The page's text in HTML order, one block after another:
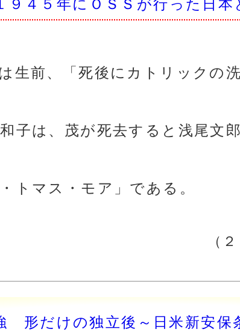
生前、「死後にカトリックの
子は、茂が死去すると浅尾文
トマス・モア」である。
（
形だけの独立後～日米新安